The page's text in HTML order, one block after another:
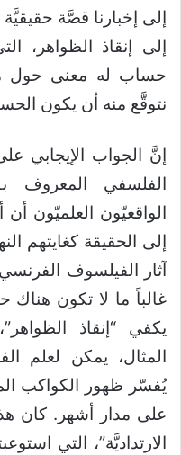
إلى إخبارنا قصَّة
إلى إنقاذ الظواهر،
حساب له معنى حول
نتوقَّع منه أن يكون
إنَّ الجواب الإيجابي
الفلسفي المعروف بـ
الواقعيّون العلميّون
إلى الحقيقة كغايتهم
آثار الفيلسوف
غالباً ما لا تكون هناك
يكفي “إنقاذ
المثال، يمكن لعلم
يُفسّر ظهور الكواكب
على مدار أشهر. كان
الارتداديَّة”، التي